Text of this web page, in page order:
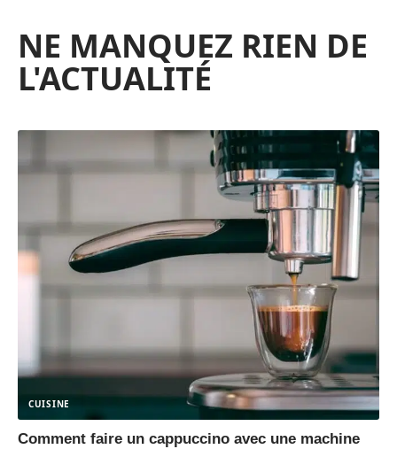
NE MANQUEZ RIEN DE
L'ACTUALITÉ
CUISINE
Comment faire un cappuccino avec une machine